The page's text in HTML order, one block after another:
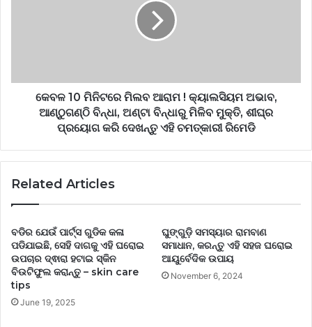
କେବଳ 10 ମିନିଟରେ ମିଲବ ଆରାମ ! କ୍ୟାଲସିୟମ ଅଭାବ,
ଆଣ୍ଠୁଗଣ୍ଠି ବିନ୍ଧା, ଅଣ୍ଟା ବିନ୍ଧାରୁ ମିଳିବ ମୁକ୍ତି, ଶୀଘ୍ର
ପ୍ରୟୋଗ କରି ଦେଖନ୍ତୁ ଏହି ଚମତ୍କାରୀ ରିମେଡି
Related Articles
ବଡିର ଯେଉଁ ପାର୍ଟ୍ସ ଗୁଡିକ କଳା
ପଡିଯାଇଛି, ସେହି ଦାଗକୁ ଏହି ଘରୋଇ
ଉପଚାର ଦ୍ଵାରା ହଟାଇ ସ୍କିନ
ବିଉଟିଫୁଲ କରାନ୍ତୁ – skin care
tips
June 19, 2025
ଘୁଙ୍ଗୁଡ଼ି ସମସ୍ୟାର ରାମବାଣ
ସମାଧାନ, କରନ୍ତୁ ଏହି ସହଜ ଘରୋଇ
ଆୟୁର୍ବେଦିକ ଉପାୟ
November 6, 2024